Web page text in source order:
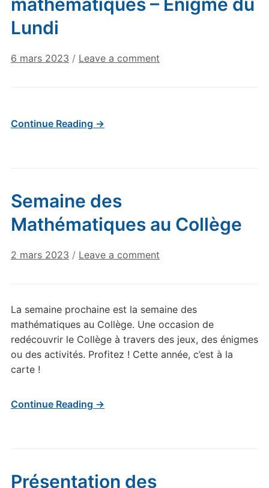
Lundi
6 mars 2023 / Leave a comment
Continue Reading →
Semaine des
Mathématiques au Collège
2 mars 2023 / Leave a comment
La semaine prochaine est la semaine des
mathématiques au Collège. Une occasion de
redécouvrir le Collège à travers des jeux, des énigmes
ou des activités. Profitez ! Cette année, c’est à la
carte !
Continue Reading →
Présentation des